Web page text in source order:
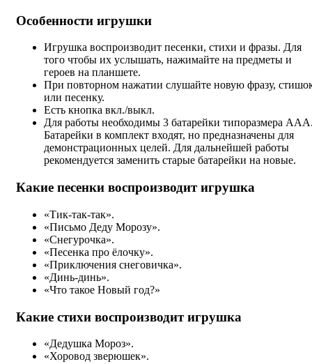
Особенности игрушки
Игрушка воспроизводит песенки, стихи и фразы. Для
того чтобы их услышать, нажимайте на предметы и
героев на планшете.
При повторном нажатии слушайте новую фразу,
или песенку.
Есть кнопка вкл./выкл.
Для работы необходимы 3 батарейки типоразмера
Батарейки в комплект входят, но предназначены для
демонстрационных целей. Для дальнейшей работы
рекомендуется заменить старые батарейки на новые.
Какие песенки воспроизводит игрушка
«Тик-так-так».
«Письмо Деду Морозу».
«Снегурочка».
«Песенка про ёлочку».
«Приключения снеговичка».
«Динь-динь».
«Что такое Новый год?»
Какие стихи воспроизводит игрушка
«Дедушка Мороз».
«Хоровод зверюшек».